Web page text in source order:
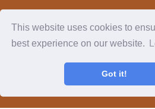
This website uses cookies to
best experience on our website.
Got it!